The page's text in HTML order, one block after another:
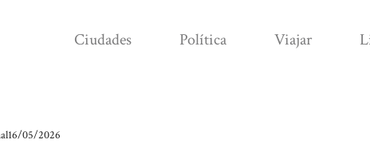
Ciudades Política Viajar
16/05/2026